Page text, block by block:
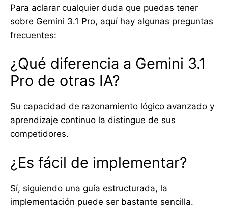
Para aclarar cualquier duda que puedas tener
sobre Gemini 3.1 Pro, aquí hay algunas preguntas
frecuentes:
¿Qué diferencia a Gemini 3.1
Pro de otras IA?
Su capacidad de razonamiento lógico avanzado y
aprendizaje continuo la distingue de sus
competidores.
¿Es fácil de implementar?
Sí, siguiendo una guía estructurada, la
implementación puede ser bastante sencilla.